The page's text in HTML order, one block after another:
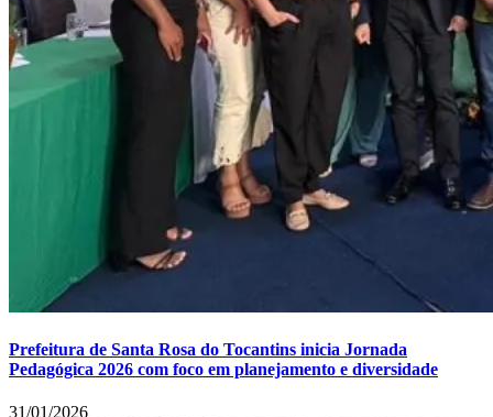
Prefeitura de Santa Rosa do Tocantins inicia Jornada
Pedagógica 2026 com foco em planejamento e diversidade
31/01/2026